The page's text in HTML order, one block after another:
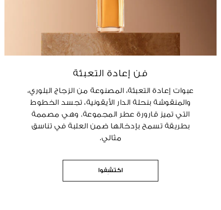
فن إعادة التعبئة
عبوات إعادة التعبئة، المصنوعة من الزجاج البلوري،
والمنقوشة بنحلة الدار الأيقونية، تجسد الخطوط
التي تميز قارورة عطر المجموعة. وهي مصممة
بطريقة تسمح بإدخالها ضمن العلبة في تناسق
مثالي.
اكتشِفوا